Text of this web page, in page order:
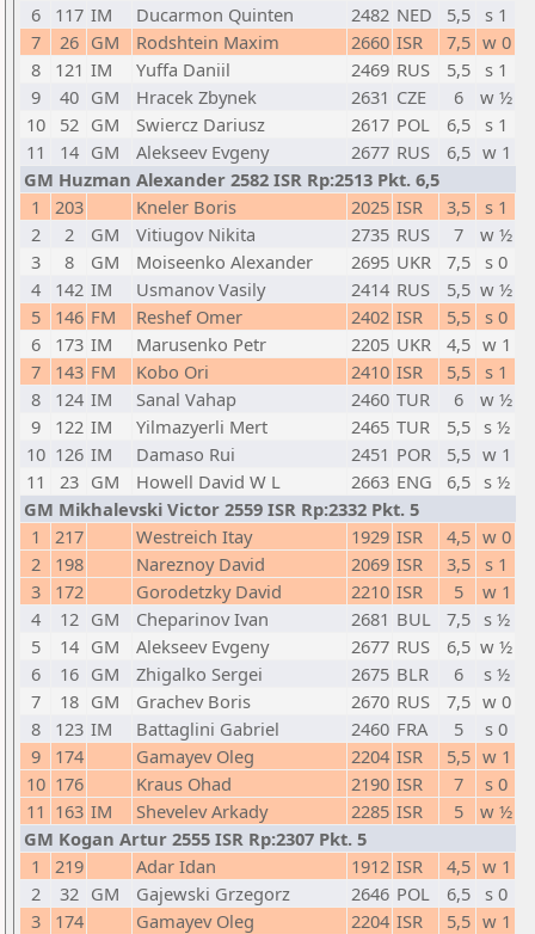
6
117 IM Ducarmon Quinten 2482 NED 5,5
s 1
7
26 GM Rodshtein Maxim 2660 ISR 7,5 w 0
8
121 IM Yuffa Daniil 2469 RUS 5,5
s 1
9
40 GM Hracek Zbynek 2631 CZE 6
w ½
10
52 GM Swiercz Dariusz 2617 POL 6,5
s 1
11
14 GM Alekseev Evgeny 2677 RUS 6,5 w 1
GM Huzman Alexander 2582 ISR Rp:2513 Pkt. 6,5
1
203 Kneler Boris 2025 ISR 3,5
s 1
2
2 GM Vitiugov Nikita 2735 RUS 7
w ½
3
8 GM Moiseenko Alexander 2695 UKR 7,5
s 0
4
142 IM Usmanov Vasily 2414 RUS 5,5 w ½
5
146 FM Reshef Omer 2402 ISR 5,5
s 0
6
173 IM Marusenko Petr 2205 UKR 4,5 w 1
7
143 FM Kobo Ori 2410 ISR 5,5
s 1
8
124 IM Sanal Vahap 2460 TUR 6
w ½
9
122 IM Yilmazyerli Mert 2465 TUR 5,5 s ½
10 126 IM Damaso Rui 2451 POR 5,5 w 1
11
23 GM Howell David W L 2663 ENG 6,5 s ½
GM Mikhalevski Victor 2559 ISR Rp:2332 Pkt. 5
1
217 Westreich Itay 1929 ISR 4,5 w 0
2
198 Nareznoy David 2069 ISR 3,5
s 1
3
172 Gorodetzky David 2210 ISR 5
w 1
4
12 GM Cheparinov Ivan 2681 BUL 7,5
s ½
5
14 GM Alekseev Evgeny 2677 RUS 6,5 w ½
6
16 GM Zhigalko Sergei 2675 BLR 6
s ½
7
18 GM Grachev Boris 2670 RUS 7,5 w 0
8
123 IM Battaglini Gabriel 2460 FRA 5
s 0
9
174 Gamayev Oleg 2204 ISR 5,5 w 1
10 176 Kraus Ohad 2190 ISR 7
s 0
11 163 IM Shevelev Arkady 2285 ISR 5
w ½
GM Kogan Artur 2555 ISR Rp:2307 Pkt. 5
1
219 Adar Idan 1912 ISR 4,5 w 1
2
32 GM Gajewski Grzegorz 2646 POL 6,5
s 0
3
174 Gamayev Oleg 2204 ISR 5,5 w 1